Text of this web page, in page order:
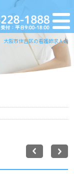
大阪市住吉区の看護師求人の